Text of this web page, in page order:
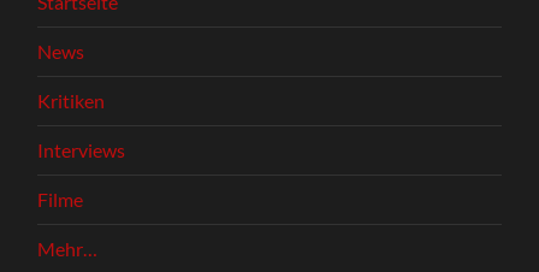
News
Kritiken
Interviews
Filme
Mehr…